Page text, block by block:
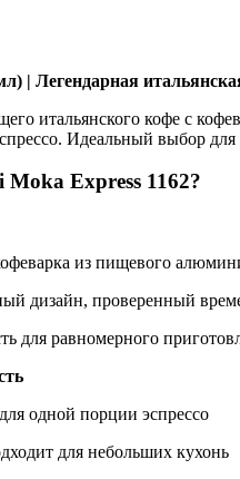
| Легендарная
итальянского кофе с
Идеальный выбор для
Express 1162?
из пищевого
дизайн, проверенный
для равномерного
одной порции эспрессо
для небольших кухонь